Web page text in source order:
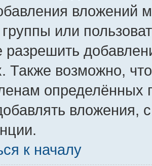
вложений
или
разрешить
Также возможно,
определённых
вложения,
к началу